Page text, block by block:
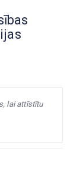
lai attīstītu